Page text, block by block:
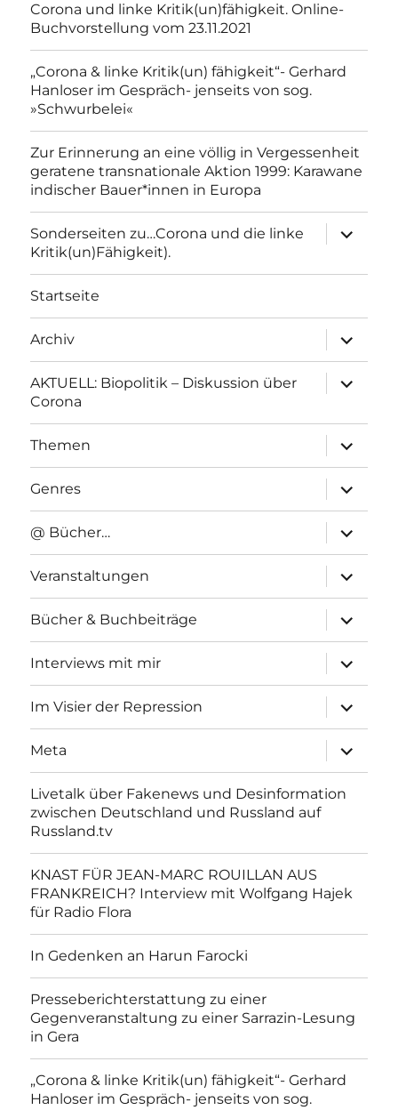
Corona und linke Kritik(un)fähigkeit. Online-
Buchvorstellung vom 23.11.2021
„Corona & linke Kritik(un) fähigkeit“- Gerhard
Hanloser im Gespräch- jenseits von sog.
»Schwurbelei«
Zur Erinnerung an eine völlig in Vergessenheit
geratene transnationale Aktion 1999: Karawane
indischer Bauer*innen in Europa
Sonderseiten zu…Corona und die linke
Kritik(un)Fähigkeit).
anzeigen
Startseite
Archiv
anzeigen
AKTUELL: Biopolitik – Diskussion über
Corona
anzeigen
Themen
anzeigen
Genres
anzeigen
@ Bücher…
anzeigen
Veranstaltungen
anzeigen
Bücher & Buchbeiträge
anzeigen
Interviews mit mir
anzeigen
Im Visier der Repression
anzeigen
Meta
anzeigen
Livetalk über Fakenews und Desinformation
zwischen Deutschland und Russland auf
Russland.tv
KNAST FÜR JEAN-MARC ROUILLAN AUS
FRANKREICH? Interview mit Wolfgang Hajek
für Radio Flora
In Gedenken an Harun Farocki
Presseberichterstattung zu einer
Gegenveranstaltung zu einer Sarrazin-Lesung
in Gera
„Corona & linke Kritik(un) fähigkeit“- Gerhard
Hanloser im Gespräch- jenseits von sog.